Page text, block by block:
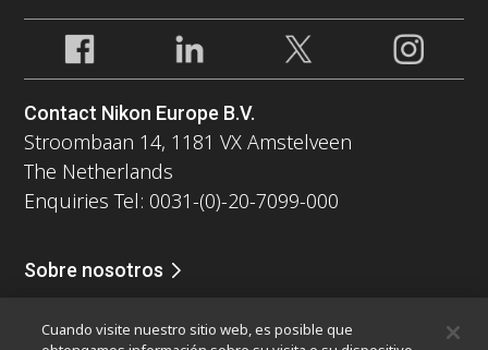
Contact Nikon Europe B.V.
Stroombaan 14, 1181 VX Amstelveen
The Netherlands
Enquiries Tel: 0031-(0)-20-7099-000
Sobre nosotros
Sontenibilidad
Bienestar
Cuando visite nuestro sitio web, es posible que